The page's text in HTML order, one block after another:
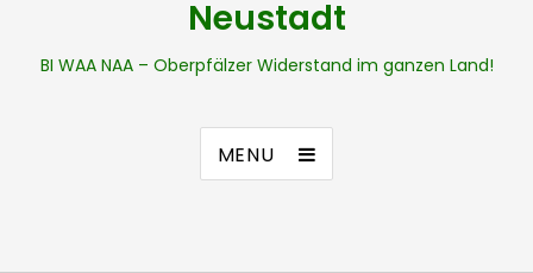
Neustadt
BI WAA NAA – Oberpfälzer Widerstand im ganzen Land!
MENU